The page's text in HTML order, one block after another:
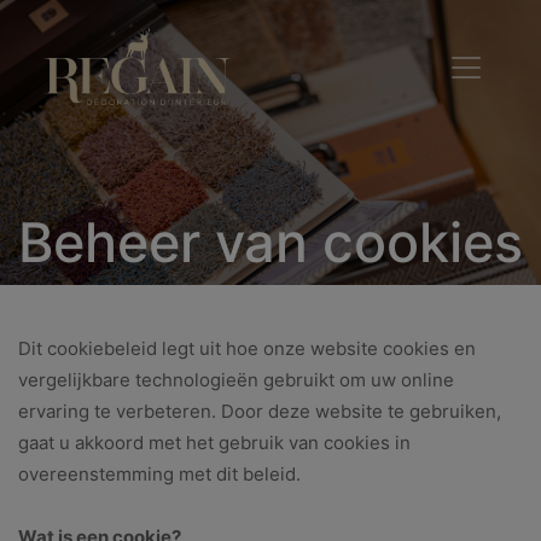
Beheer van cookies
Dit cookiebeleid legt uit hoe onze website cookies en
vergelijkbare technologieën gebruikt om uw online
ervaring te verbeteren. Door deze website te gebruiken,
gaat u akkoord met het gebruik van cookies in
overeenstemming met dit beleid.